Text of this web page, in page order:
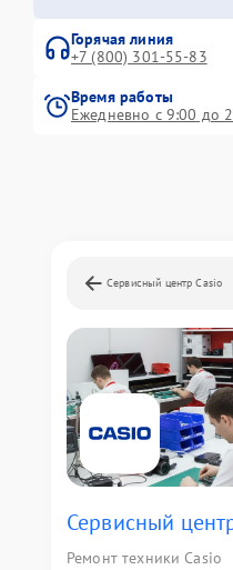
Горячая линия
+7 (800) 301-55-83
Время работы
Ежедневно с 9:00 до
Сервисный центр Casio
Сервисный
Ремонт техники Casio